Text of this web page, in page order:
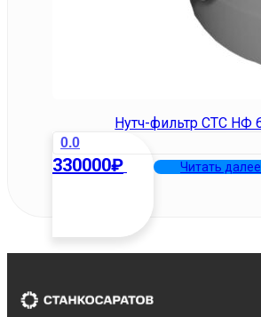
Нутч-фильтр СТС НФ
0.0
330000₽ Читать далее